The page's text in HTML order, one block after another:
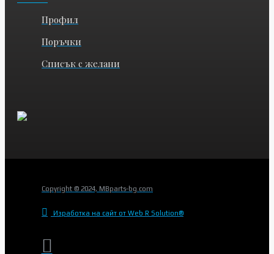
Профил
Поръчки
Списък с желани
Copyright © 2024, MBparts-bg.com
Изработка на сайт от Web R Solution®